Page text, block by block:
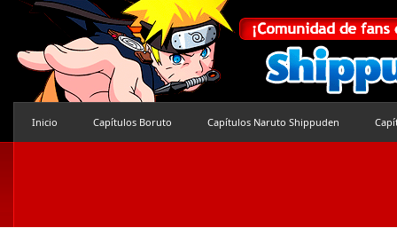
Inicio Capítulos Boruto Capítulos Naruto Shippuden